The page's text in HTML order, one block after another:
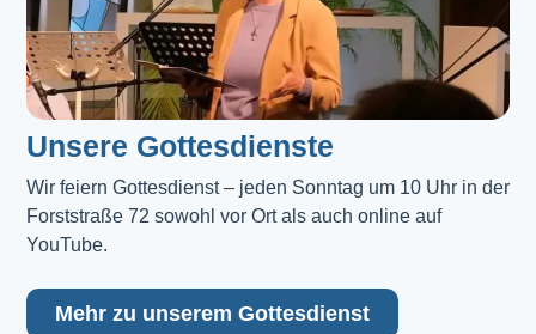
Unsere Gottesdienste
Wir feiern Gottesdienst – jeden Sonntag um 10 Uhr in der
Forststraße 72 sowohl vor Ort als auch online auf
YouTube.
Mehr zu unserem Gottesdienst